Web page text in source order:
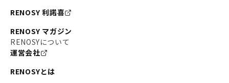
RENOSY 利諾喜
RENOSY マガジン
RENOSYについて
運営会社
RENOSYとは